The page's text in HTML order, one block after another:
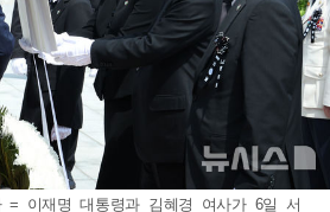
= 이재명 대통령과 김혜경 여사가 6일 서